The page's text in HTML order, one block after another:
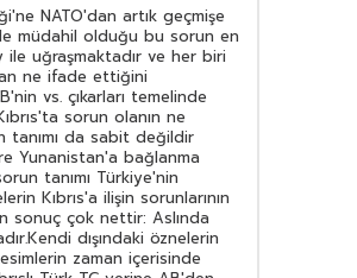
NATO'dan artık geçmişe
müdahil olduğu bu sorun en
ile uğraşmaktadır ve her biri
ne ifade ettiğini
vs. çıkarları temelinde
sorun olanın ne
tanımı da sabit değildir
Yunanistan'a bağlanma
tanımı Türkiye'nin
Kıbrıs'a ilişin sorunlarının
sonuç çok nettir: Aslında
dışındaki öznelerin
zaman içerisinde